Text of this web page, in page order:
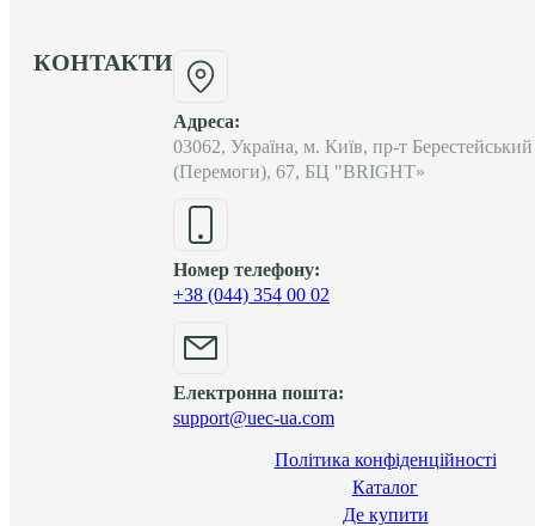
КОНТАКТИ
Адреса:
03062, Україна, м. Київ, пр-т Берестейський
(Перемоги), 67, БЦ "BRIGHT»
Номер телефону:
+38 (044) 354 00 02
Електронна пошта:
support@uec-ua.com
Політика конфіденційності
Каталог
Де купити